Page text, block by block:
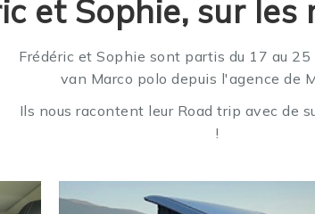
et Sophie, sur les
Frédéric et Sophie sont partis du 17 au 25
van Marco polo depuis l'agence de
Ils nous racontent leur Road trip avec de
!